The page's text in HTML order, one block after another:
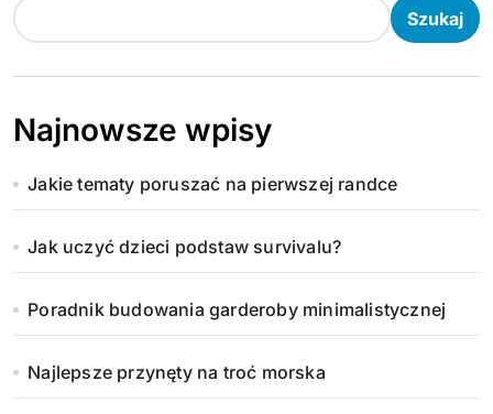
Szukaj
Najnowsze wpisy
Jakie tematy poruszać na pierwszej randce
Jak uczyć dzieci podstaw survivalu?
Poradnik budowania garderoby minimalistycznej
Najlepsze przynęty na troć morska